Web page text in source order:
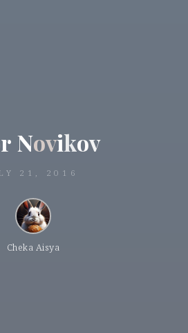
r Noviko
o v
21, 2016
Cheka Aisya